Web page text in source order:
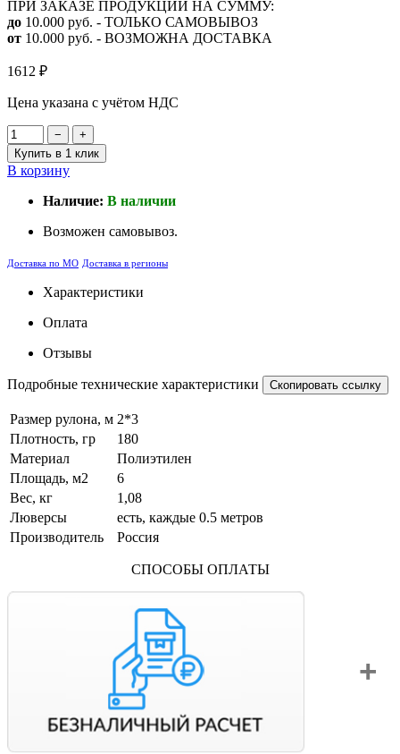
ПРИ ЗАКАЗЕ ПРОДУКЦИИ НА СУММУ:
до 10.000 руб. - ТОЛЬКО САМОВЫВОЗ
от 10.000 руб. - ВОЗМОЖНА ДОСТАВКА
1612 ₽
Цена указана с учётом НДС
−
+
Купить в 1 клик
В корзину
Наличие: В наличии
Возможен самовывоз.
Доставка по МО Доставка в регионы
Характеристики
Оплата
Отзывы
Подробные технические характеристики Скопировать ссылку
Размер рулона, м 2*3
Плотность, гр
180
Материал
Полиэтилен
Площадь, м2
6
Вес, кг
1,08
Люверсы
есть, каждые 0.5 метров
Производитель
Россия
СПОСОБЫ ОПЛАТЫ